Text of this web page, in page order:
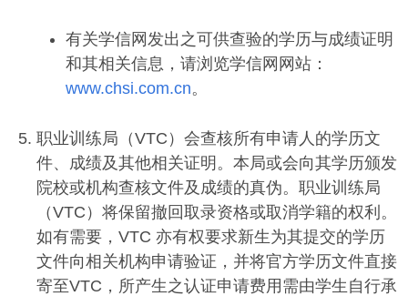
有关学信网发出之可供查验的学历与成绩证明
和其相关信息，请浏览学信网网站：
www.chsi.com.cn。
职业训练局（VTC）会查核所有申请人的学历文
件、成绩及其他相关证明。本局或会向其学历颁发
院校或机构查核文件及成绩的真伪。职业训练局
（VTC）将保留撤回取录资格或取消学籍的权利。
如有需要，VTC 亦有权要求新生为其提交的学历
文件向相关机构申请验证，并将官方学历文件直接
寄至VTC，所产生之认证申请费用需由学生自行承